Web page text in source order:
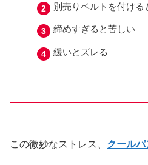
別売りベルトを付ける
締めすぎると苦しい
緩いとズレる
この微妙なストレス、 クールパ